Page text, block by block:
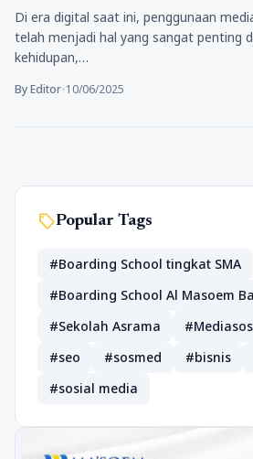
Di era digital saat ini, penggunaan
telah menjadi hal yang sangat penting
kehidupan,…
By Editor•10/06/2025
sellPopular Tags
#Boarding School tingkat SMA
#Boarding School Al Masoem
#Sekolah Asrama
#seo
#sosmed #bisnis
#sosial media